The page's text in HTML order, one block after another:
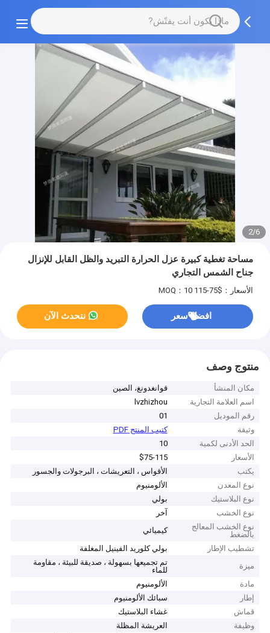
2/6
مساحة تغطية كبيرة عزل الحرارة التبريد والظل القابل للإنزال
جناح الشمس التجاري
الأسعار：$75-115 MOQ：10
افضل سعر نتحدث الآن
منتوج وصف
مكان المنشأ
قوانغدونغ، الصين
اسم العلامة التجارية
lvzhizhou
رقم الموديل
01
وثيقة
كتيب المنتج PDF
الحد الأدنى لكمية
10
الأسعار
$75-115
يكتب
الأقواس ، التعريشات ، البرجولات والجسور
نوع المعدن
الألومنيوم
نوع البلاستيك
بولي
نوع الخشب
آخر
نوع الخشب المعالج
بالضغط
كيميائي
تشطيب الإطار
بولي كلوريد الفينيل المغلفة
ميزة
تم تجميعها بسهولة ، صديقة للبيئة ، مقاومة
للماء
مادة
الألومنيوم
إطار
سبائك الألومنيوم
قماش
غشاء البلاستيك
وظيفة
العريشة المظلة